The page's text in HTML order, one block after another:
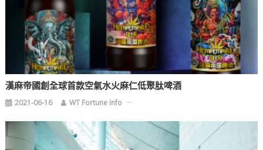
漢麻帝國創全球首款空氣水火麻仁低聚肽啤酒
2021-06-16 WT Fortune Info